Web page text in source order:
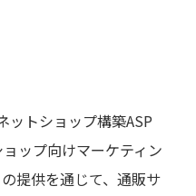
ットショップ構築ASP
ップ向けマーケティン
提供を通じて、通販サ